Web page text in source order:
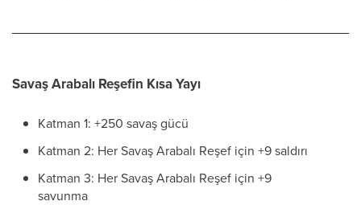
Savaş Arabalı Reşefin Kısa Yayı
Katman 1: +250 savaş gücü
Katman 2: Her Savaş Arabalı Reşef için +9 saldırı
Katman 3: Her Savaş Arabalı Reşef için +9
savunma